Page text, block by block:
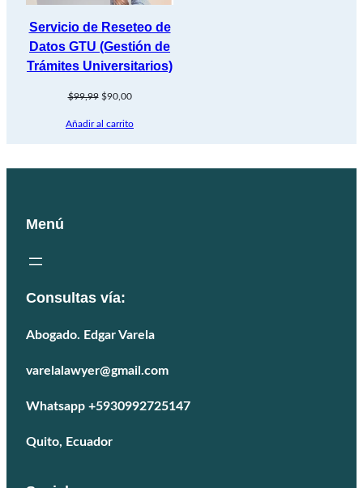
Servicio de Reseteo de
Datos GTU (Gestión de
Trámites Universitarios)
$99,99 El
original
$90,00El
actual
Añadir al carrito
Menú
Consultas vía:
Abogado. Edgar Varela
varelalawyer@gmail.com
Whatsapp +5930992725147
Quito, Ecuador